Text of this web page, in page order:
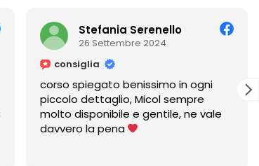
Stefania Serenello
26 Settembre 2024
consiglia
corso spiegato benissimo in ogni
piccolo dettaglio, Micol sempre
molto disponibile e gentile, ne vale
davvero la pena